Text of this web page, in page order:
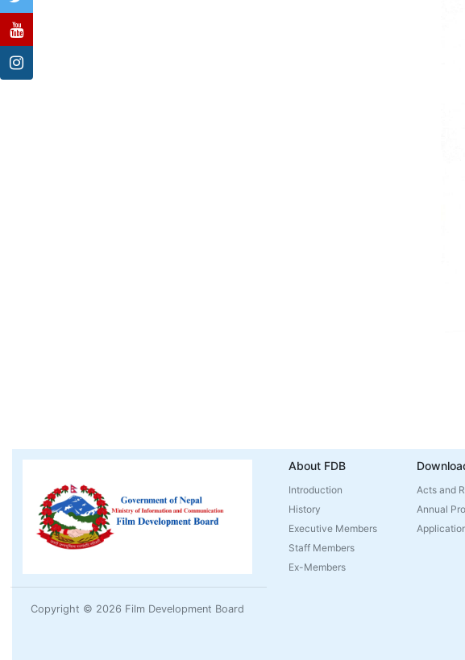
Copyright © 2026 Film Development Board
About FDB
Introduction
History
Executive Members
Staff Members
Ex-Members
Acts and
Annual